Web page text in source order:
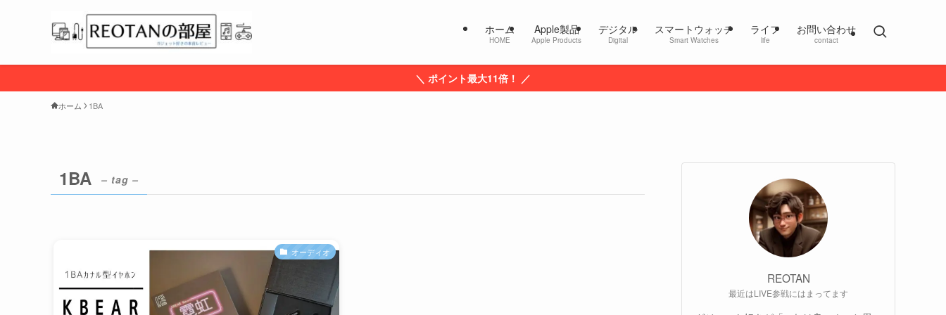
ホーム
HOME
Apple製品
Apple Products
デジタル
Digital
スマートウォッチ
Smart Watches
ライフ
life
お問い合わせ
contact
＼ ポイント最大11倍！ ／
ホーム 1BA
1BA – tag –
オーディオ
REOTAN
最近はLIVE参戦にはまってます